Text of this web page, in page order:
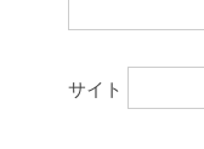
サイト